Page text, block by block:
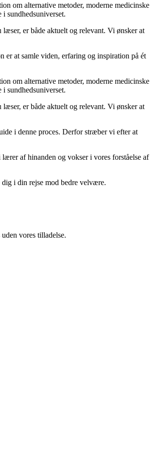
om alternative metoder, moderne medicinske
sundhedsuniverset.
er både aktuelt og relevant. Vi ønsker at
at samle viden, erfaring og inspiration på ét
om alternative metoder, moderne medicinske
sundhedsuniverset.
er både aktuelt og relevant. Vi ønsker at
i denne proces. Derfor stræber vi efter at
af hinanden og vokser i vores forståelse af
i din rejse mod bedre velvære.
vores tilladelse.